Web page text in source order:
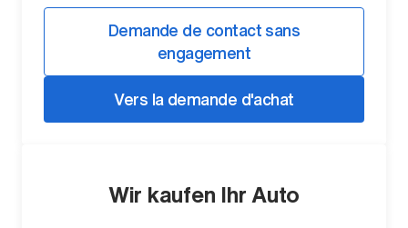
Demande de contact sans
engagement
Vers la demande d'achat
Wir kaufen Ihr Auto